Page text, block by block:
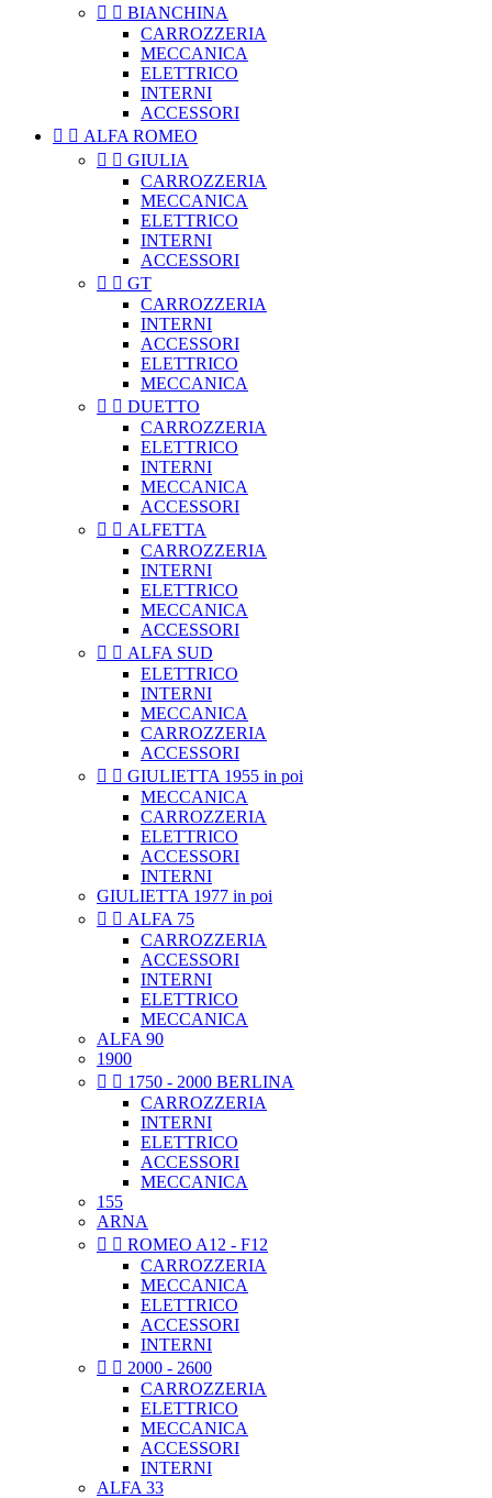
  BIANCHINA
CARROZZERIA
MECCANICA
ELETTRICO
INTERNI
ACCESSORI
  ALFA ROMEO
  GIULIA
CARROZZERIA
MECCANICA
ELETTRICO
INTERNI
ACCESSORI
  GT
CARROZZERIA
INTERNI
ACCESSORI
ELETTRICO
MECCANICA
  DUETTO
CARROZZERIA
ELETTRICO
INTERNI
MECCANICA
ACCESSORI
  ALFETTA
CARROZZERIA
INTERNI
ELETTRICO
MECCANICA
ACCESSORI
  ALFA SUD
ELETTRICO
INTERNI
MECCANICA
CARROZZERIA
ACCESSORI
  GIULIETTA 1955 in poi
MECCANICA
CARROZZERIA
ELETTRICO
ACCESSORI
INTERNI
GIULIETTA 1977 in poi
  ALFA 75
CARROZZERIA
ACCESSORI
INTERNI
ELETTRICO
MECCANICA
ALFA 90
1900
  1750 - 2000 BERLINA
CARROZZERIA
INTERNI
ELETTRICO
ACCESSORI
MECCANICA
155
ARNA
  ROMEO A12 - F12
CARROZZERIA
MECCANICA
ELETTRICO
ACCESSORI
INTERNI
  2000 - 2600
CARROZZERIA
ELETTRICO
MECCANICA
ACCESSORI
INTERNI
ALFA 33